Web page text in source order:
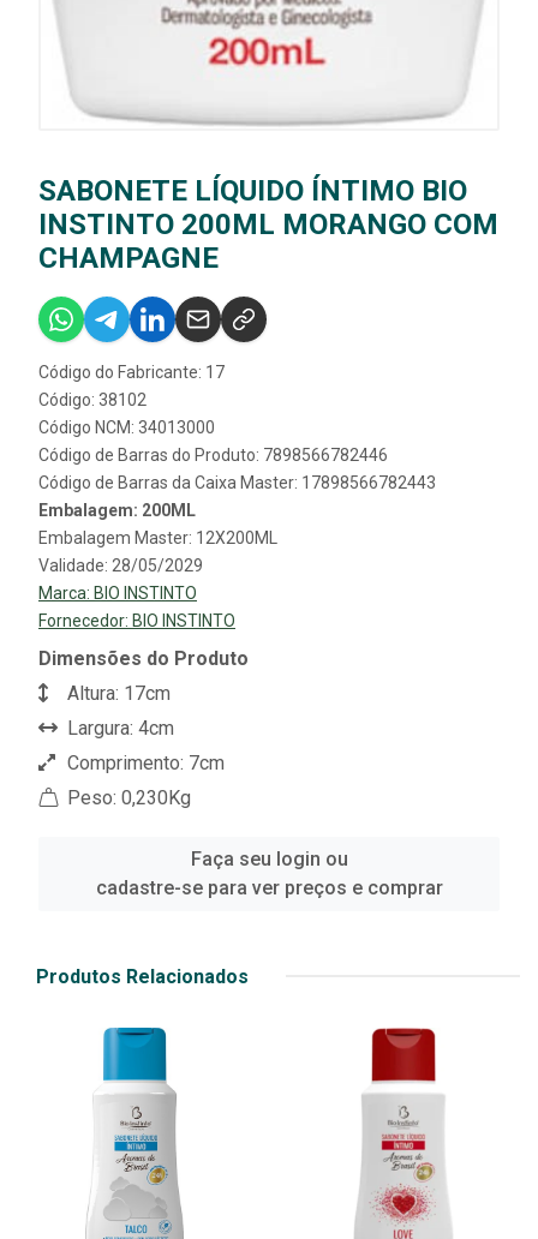
SABONETE LÍQUIDO ÍNTIMO BIO
INSTINTO 200ML MORANGO COM
CHAMPAGNE
Código do Fabricante: 17
Código: 38102
Código NCM: 34013000
Código de Barras do Produto: 7898566782446
Código de Barras da Caixa Master: 17898566782443
Embalagem: 200ML
Embalagem Master: 12X200ML
Validade: 28/05/2029
Marca: BIO INSTINTO
Fornecedor: BIO INSTINTO
Dimensões do Produto
Altura: 17cm
Largura: 4cm
Comprimento: 7cm
Peso: 0,230Kg
Faça seu login ou
cadastre-se para ver preços e comprar
Produtos Relacionados